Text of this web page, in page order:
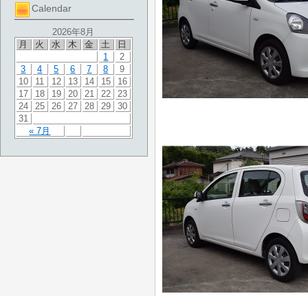
Calendar
2026年8月
月
火 水 木 金 土 日
« 7月
1
2
3
4 5 6 7 8
9
10
11 12 13 14 15
16
17
18 19 20 21 22
23
24
25 26 27 28 29
30
31